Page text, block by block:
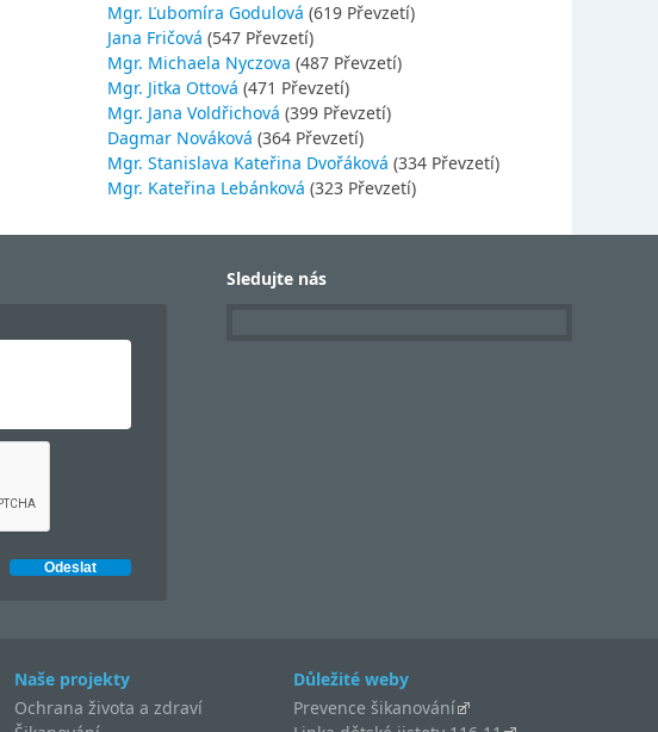
Mgr. Ľubomíra Godulová (619 Převzetí)
Jana Fričová (547 Převzetí)
Mgr. Michaela Nyczova (487 Převzetí)
Mgr. Jitka Ottová (471 Převzetí)
Mgr. Jana Voldřichová (399 Převzetí)
Dagmar Nováková (364 Převzetí)
Mgr. Stanislava Kateřina Dvořáková (334 Převzetí)
Mgr. Kateřina Lebánková (323 Převzetí)
Sledujte nás
Naše projekty
Ochrana života a zdraví
Důležité weby
Prevence šikanování